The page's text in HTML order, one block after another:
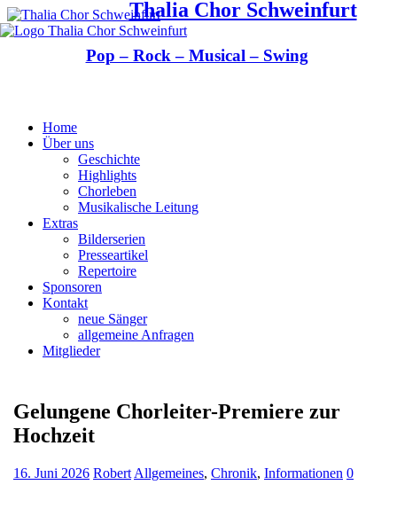
Thalia Chor Schweinfurt
Pop – Rock – Musical – Swing
Home
Über uns
Geschichte
Highlights
Chorleben
Musikalische Leitung
Extras
Bilderserien
Presseartikel
Repertoire
Sponsoren
Kontakt
neue Sänger
allgemeine Anfragen
Mitglieder
Gelungene Chorleiter-Premiere zur
Hochzeit
16. Juni 2026 Robert Allgemeines, Chronik, Informationen 0